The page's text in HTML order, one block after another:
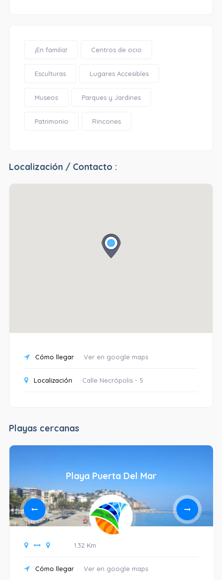
¡En familia! Centros de ocio
Esculturas Lugares Accesibles
Museos Parques y Jardines
Patrimonio Rincones
Localización / Contacto :
Cómo llegar Ver en google maps
Localización Calle Necrópolis - 5
Playas cercanas
Playa Puerta Del Mar
1.32 Km
Cómo llegar Ver en google maps